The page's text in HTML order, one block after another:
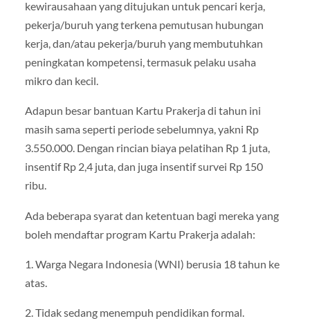
kewirausahaan yang ditujukan untuk pencari kerja,
pekerja/buruh yang terkena pemutusan hubungan
kerja, dan/atau pekerja/buruh yang membutuhkan
peningkatan kompetensi, termasuk pelaku usaha
mikro dan kecil.
Adapun besar bantuan Kartu Prakerja di tahun ini
masih sama seperti periode sebelumnya, yakni Rp
3.550.000. Dengan rincian biaya pelatihan Rp 1 juta,
insentif Rp 2,4 juta, dan juga insentif survei Rp 150
ribu.
Ada beberapa syarat dan ketentuan bagi mereka yang
boleh mendaftar program Kartu Prakerja adalah:
1. Warga Negara Indonesia (WNI) berusia 18 tahun ke
atas.
2. Tidak sedang menempuh pendidikan formal.